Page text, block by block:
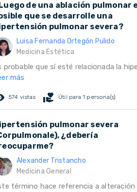
de una ablación pulmonar
que se desarrolle una
pulmonar severa?
Luisa Fernanda Ortegón Pulido
Medicina Estética
probable que sí esté relacionada la
más
574 vistas volunteer_activism Útil para 1 persona(s)
pulmonar severa
¿debería
Alexander Tristancho
Medicina General
término hace referencia a alteración